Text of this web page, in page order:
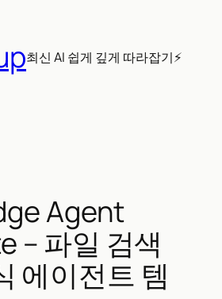
최신 AI 쉽게 깊게 따라잡기⚡
Agent
– 파일 검색
에이전트 템